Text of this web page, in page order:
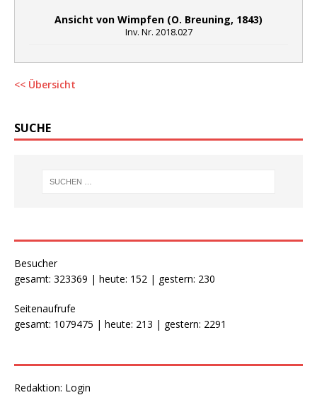
Ansicht von Wimpfen (O. Breuning, 1843)
Inv. Nr. 2018.027
<< Übersicht
SUCHE
Besucher
gesamt: 323369 | heute: 152 | gestern: 230
Seitenaufrufe
gesamt: 1079475 | heute: 213 | gestern: 2291
Redaktion: Login